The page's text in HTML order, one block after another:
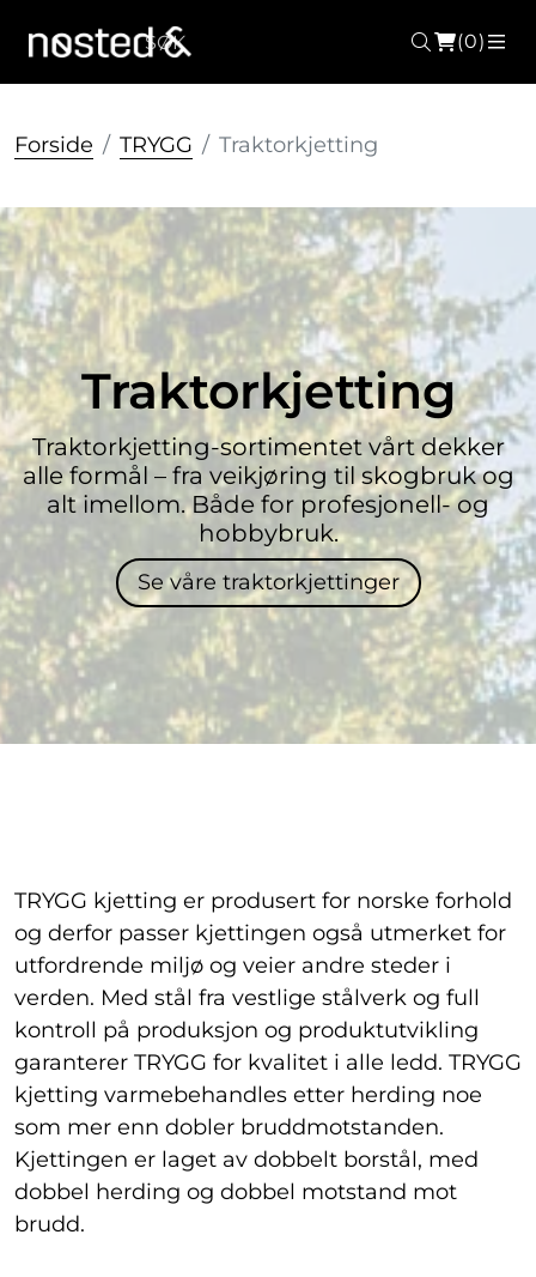
Søk
(0)
Forside TRYGG Traktorkjetting
Traktorkjetting
Traktorkjetting-sortimentet vårt dekker
alle formål – fra veikjøring til skogbruk og
alt imellom. Både for profesjonell- og
hobbybruk.
Se våre traktorkjettinger
TRYGG kjetting er produsert for norske forhold
og derfor passer kjettingen også utmerket for
utfordrende miljø og veier andre steder i
verden. Med stål fra vestlige stålverk og full
kontroll på produksjon og produktutvikling
garanterer TRYGG for kvalitet i alle ledd. TRYGG
kjetting varmebehandles etter herding noe
som mer enn dobler bruddmotstanden.
Kjettingen er laget av dobbelt borstål, med
dobbel herding og dobbel motstand mot
brudd.